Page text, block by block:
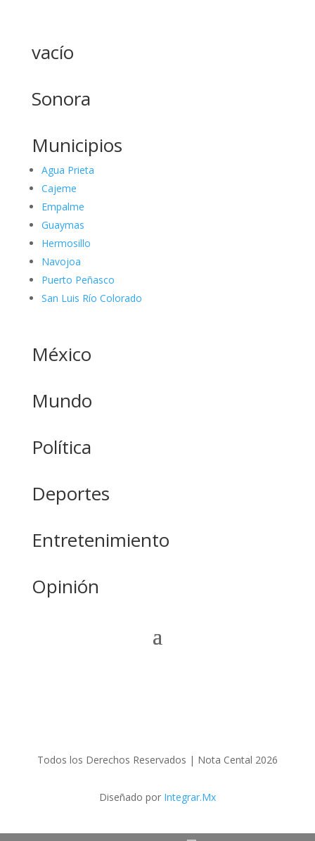
vacío
Sonora
Municipios
Agua Prieta
Cajeme
Empalme
Guaymas
Hermosillo
Navojoa
Puerto Peñasco
San Luis Río Colorado
México
Mundo
Política
Deportes
Entretenimiento
Opinión
Todos los Derechos Reservados | Nota Cental 2026
Diseñado por Integrar.Mx